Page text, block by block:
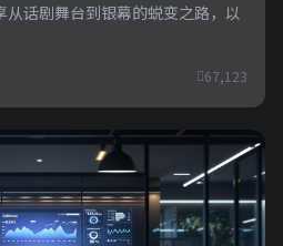
话剧舞台到银幕的蜕变之路，以
67,123